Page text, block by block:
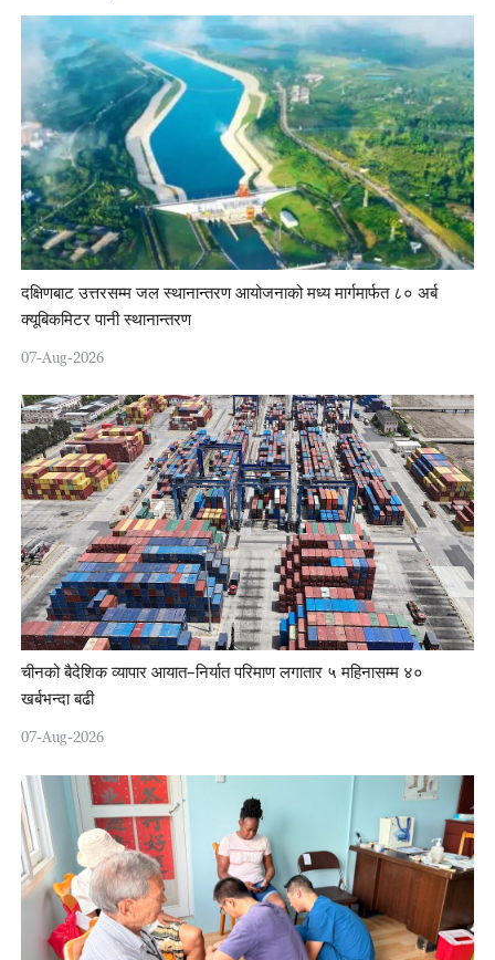
दक्षिणबाट उत्तरसम्म जल स्थानान्तरण आयोजनाको मध्य मार्गमार्फत ८० अर्ब
क्यूबिकमिटर पानी स्थानान्तरण
07-Aug-2026
चीनको बैदेशिक व्यापार आयात–निर्यात परिमाण लगातार ५ महिनासम्म ४०
खर्बभन्दा बढी
07-Aug-2026